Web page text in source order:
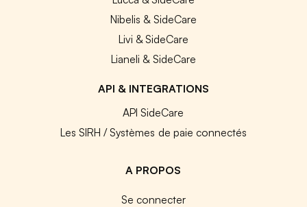
Nibelis & SideCare
Livi & SideCare
Lianeli & SideCare
API & INTEGRATIONS
API SideCare
Les SIRH / Systèmes de paie connectés
A PROPOS
Se connecter